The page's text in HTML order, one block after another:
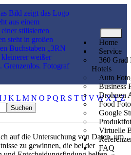
Home
Service
360 Grad
Hotels
Auto
Business
Drohnen
Food
Google
Virtuelle
FAQ
J K L M N O P Q R S T U V W XY Z
auf die Untersuchung von Daten, um
zu gewinnen, die bei der